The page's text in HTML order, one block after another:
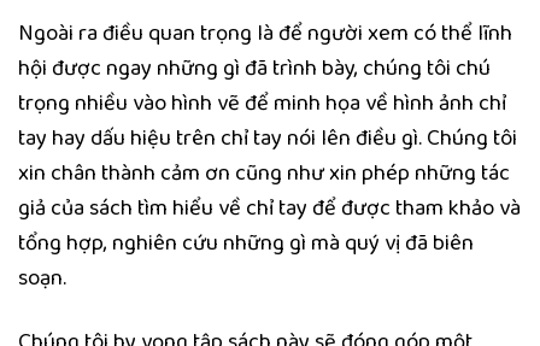
Ngoài ra điều quan trọng là để người xem có thể lĩnh
hội được ngay những gì đã trình bày, chúng tôi chú
trọng nhiều vào hình vẽ để minh họa về hình ảnh chỉ
tay hay dấu hiệu trên chỉ tay nói lên điều gì. Chúng tôi
xin chân thành cảm ơn cũng như xin phép những tác
giả của sách tìm hiểu về chỉ tay để được tham khảo và
tổng hợp, nghiên cứu những gì mà quý vị đã biên
soạn.